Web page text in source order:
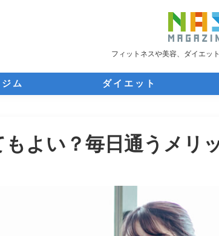
フィットネスや美容、ダイエッ
ム ダイエット
よい？毎日通うメリ